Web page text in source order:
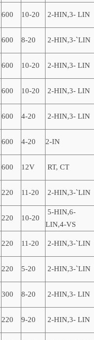
600 10-20 2-HIN,3- LIN
600 8-20 2-HIN,3-`LIN
600 10-20 2-HIN,3- LIN
600 10-20 2-HIN,3- LIN
600 4-20 2-HIN,3- LIN
600 4-20 2-IN
600 12V RT, CT
220 11-20 2-HIN,3-`LIN
220 10-20
5-HIN,6-
LIN,4-VS
220 11-20 2-HIN,3-`LIN
220 5-20 2-HIN,3-`LIN
300 8-20 2-HIN,3- LIN
220 9-20 2-HIN,3- LIN